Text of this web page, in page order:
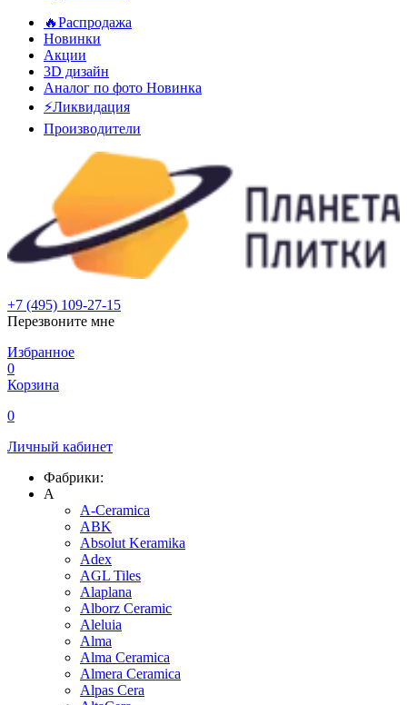
🔥Распродажа
Новинки
Акции
3D дизайн
Аналог по фото Новинка
⚡Ликвидация
Производители
+7 (495) 109-27-15
Перезвоните мне
Избранное
0
Корзина
0
Личный кабинет
Фабрики:
A
A-Ceramica
ABK
Absolut Keramika
Adex
AGL Tiles
Alaplana
Alborz Ceramic
Aleluia
Alma
Alma Ceramica
Almera Ceramica
Alpas Cera